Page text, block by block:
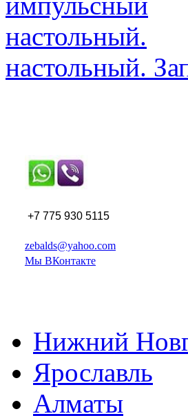
настольный.
+7 775 930 5115
zebalds@yahoo.com
Мы ВКонтакте
Нижний
Ярославль
Алматы